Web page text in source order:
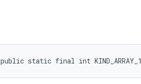
public static final int KIND_ARRAY_1